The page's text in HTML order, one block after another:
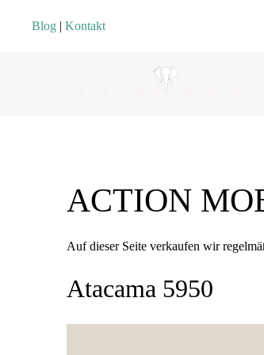
Blog | Kontakt
ACTION
Auf dieser Seite verkaufen wir
Atacama 5950